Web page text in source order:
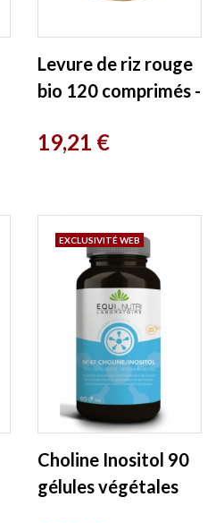
Levure de riz rouge
bio 120 comprimés -
Esprit Phyto
Prix
19,21 €
Choline Inositol 90
gélules végétales
EXCLUSIVITÉ WEB